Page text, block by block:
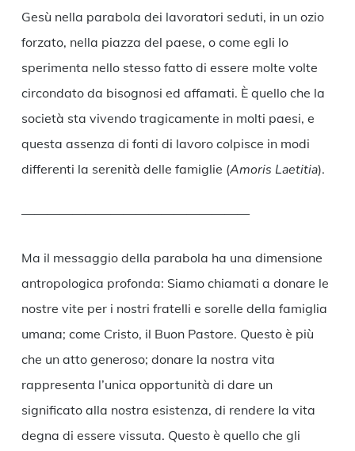
Gesù nella parabola dei lavoratori seduti, in un ozio
forzato, nella piazza del paese, o come egli lo
sperimenta nello stesso fatto di essere molte volte
circondato da bisognosi ed affamati. È quello che la
società sta vivendo tragicamente in molti paesi, e
questa assenza di fonti di lavoro colpisce in modi
differenti la serenità delle famiglie (Amoris Laetitia).
——————————————————
Ma il messaggio della parabola ha una dimensione
antropologica profonda: Siamo chiamati a donare le
nostre vite per i nostri fratelli e sorelle della famiglia
umana; come Cristo, il Buon Pastore. Questo è più
che un atto generoso; donare la nostra vita
rappresenta l’unica opportunità di dare un
significato alla nostra esistenza, di rendere la vita
degna di essere vissuta. Questo è quello che gli